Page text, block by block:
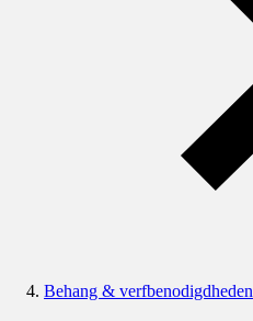
Behang & verfbenodigdheden